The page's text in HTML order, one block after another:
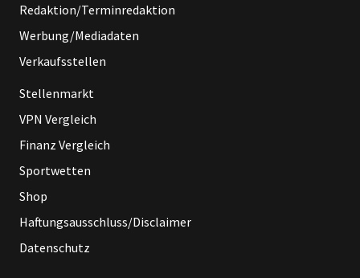
Redaktion/Terminredaktion
Werbung/Mediadaten
Verkaufsstellen
Stellenmarkt
VPN Vergleich
Finanz Vergleich
Sportwetten
Shop
Haftungsausschluss/Disclaimer
Datenschutz